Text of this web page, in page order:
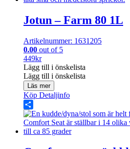
Jotun – Farm 80 1L
Artikelnummer: 1631205
0.00 out of 5
449kr
Lägg till i önskelista
Lägg till i önskelista
Läs mer
Köp Detaljinfo
Share